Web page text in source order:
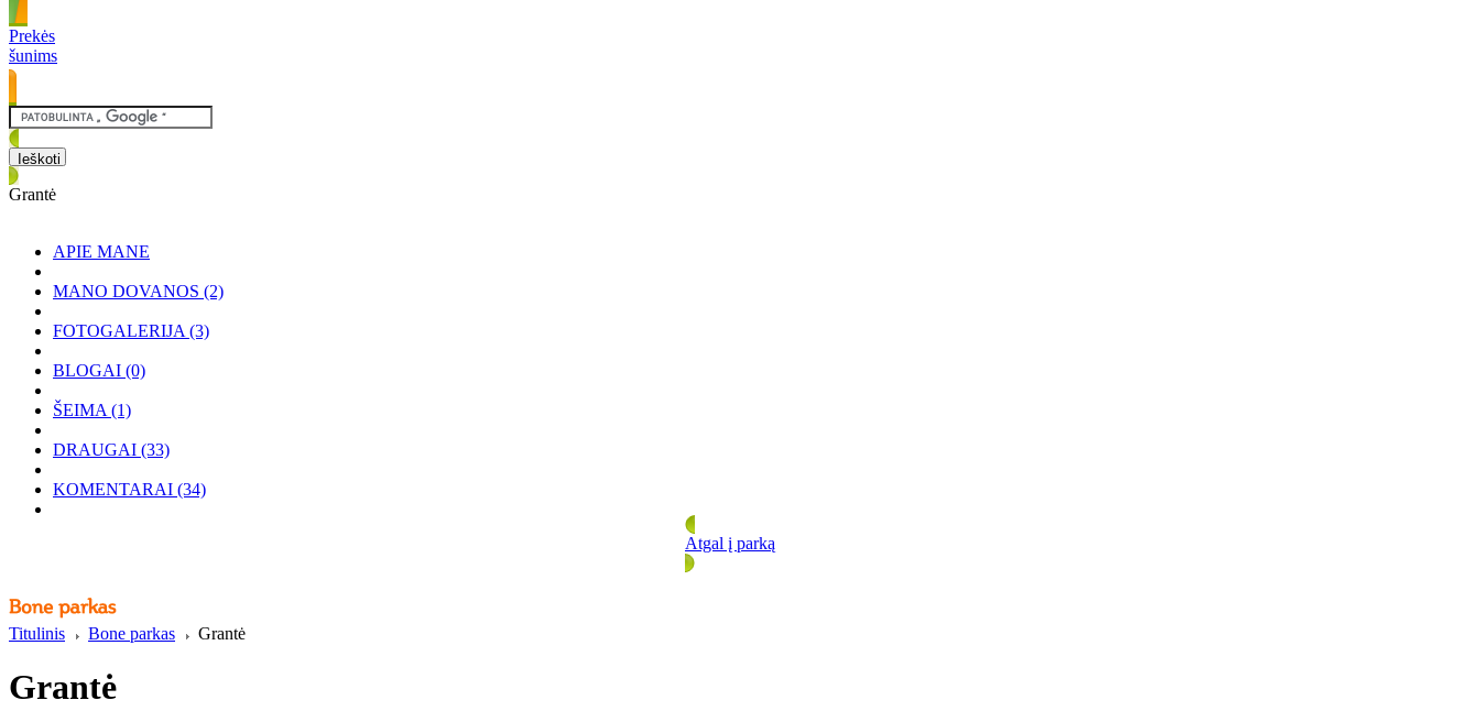
Prekės
šunims
Grantė
APIE MANE
MANO DOVANOS (2)
FOTOGALERIJA (3)
BLOGAI (0)
ŠEIMA (1)
DRAUGAI (33)
KOMENTARAI (34)
Atgal į parką
Titulinis Bone parkas Grantė
Grantė